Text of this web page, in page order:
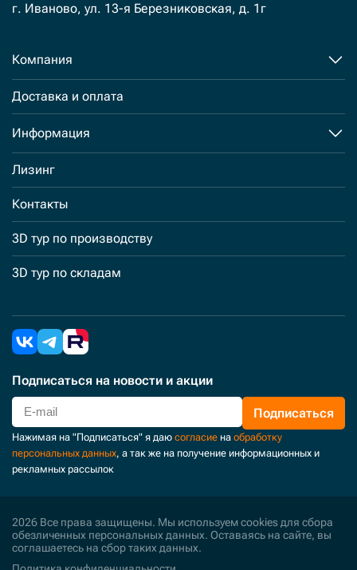
г. Иваново, ул. 13-я Березниковская, д. 1г
Компания
Доставка и оплата
Информация
Лизинг
Контакты
3D тур по производству
3D тур по складам
Подписаться на новости и акции
Подписаться
Нажимая на "Подписаться" я даю согласие на обработку
персональных данных, а так же на получение информационных и
рекламных рассылок
2026 Все права защищены. Мы используем cookies для сбора
обезличенных персональных данных. Оставаясь на сайте, вы
соглашаетесь на сбор таких данных.